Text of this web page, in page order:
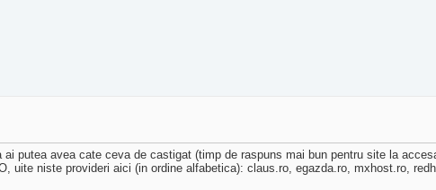
putea avea cate ceva de castigat (timp de raspuns mai bun pentru site la
uite niste provideri aici (in ordine alfabetica): claus.ro, egazda.ro, mxhost.ro,